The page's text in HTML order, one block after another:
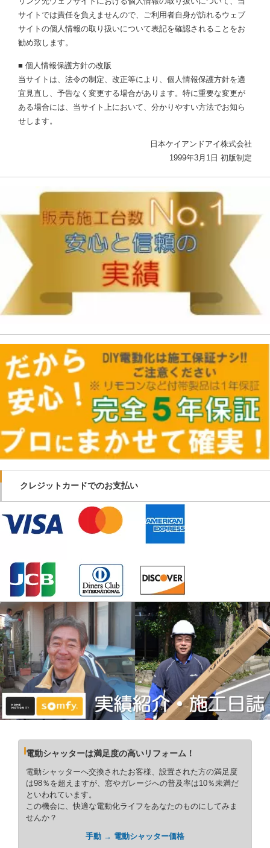
サイトでは責任を負えませんので、ご利用者自身が訪れるウェブ
サイトの個人情報の取り扱いについて表記を確認されることをお
勧め致します。
■ 個人情報保護方針の改版
当サイトは、法令の制定、改正等により、個人情報保護方針を適
宜見直し、予告なく変更する場合があります。特に重要な変更が
ある場合には、当サイト上において、分かりやすい方法でお知ら
せします。
日本ケイアンドアイ株式会社
1999年3月1日 初版制定
クレジットカードでのお支払い
電動シャッターは満足度の高いリフォーム！
電動シャッターへ交換されたお客様、設置された方の満足度
は98％を超えますが、窓やガレージへの普及率は10％未満だ
といわれています。
この機会に、快適な電動化ライフをあなたのものにしてみま
せんか？
手動 → 電動シャッター価格